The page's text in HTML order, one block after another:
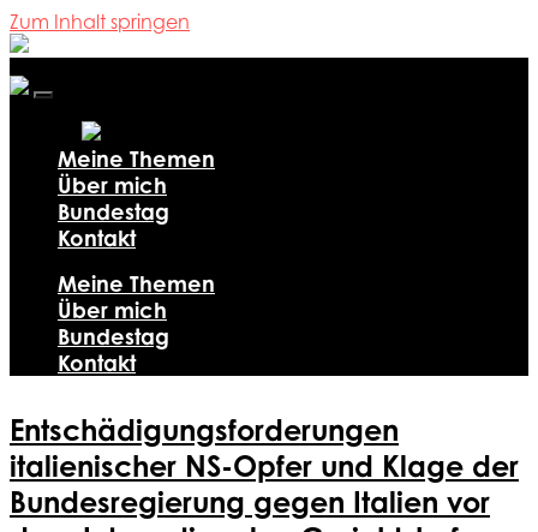
Zum Inhalt springen
Ali
Dailami
Mobile-
ein-/ausblenden
Meine Themen
Über mich
Bundestag
Kontakt
Meine Themen
Über mich
Bundestag
Kontakt
Entschädigungsforderungen
italienischer NS-Opfer und Klage der
Bundesregierung gegen Italien vor